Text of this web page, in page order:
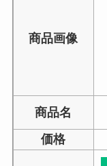
商品画像
商品名
価格